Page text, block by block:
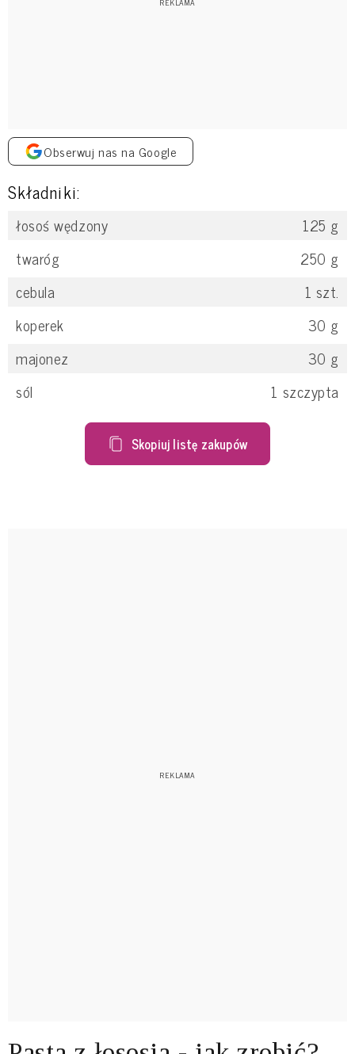
Obserwuj nas na Google
Składniki:
łosoś wędzony 125 g
twaróg
250 g
cebula
1 szt.
koperek
30 g
majonez
30 g
sól
1 szczypta
Skopiuj listę zakupów